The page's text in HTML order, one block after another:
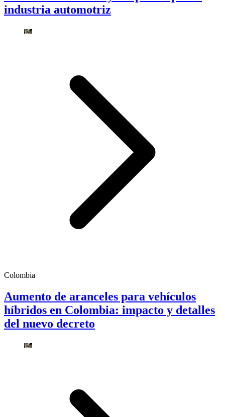
industria automotriz
Colombia
Aumento de aranceles para vehículos
híbridos en Colombia: impacto y detalles
del nuevo decreto